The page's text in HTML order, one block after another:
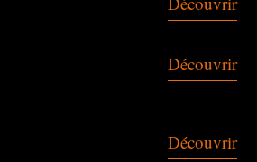
Découvrir
Découvrir